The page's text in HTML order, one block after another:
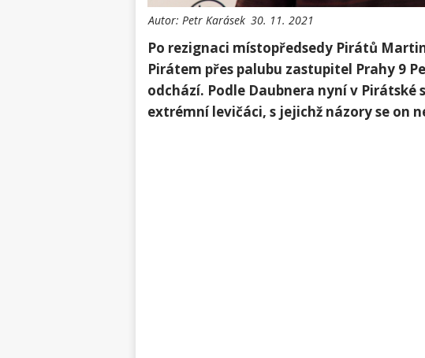
Autor: Petr Karásek 30. 11. 2021
Po rezignaci místopředsedy Pirátů
Pirátem přes palubu zastupitel Prahy 9
odchází. Podle Daubnera nyní v
extrémní levičáci, s jejichž názory se on